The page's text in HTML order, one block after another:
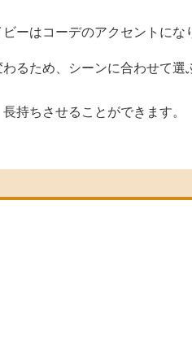
ーはコーデのアクセントにな
るため、シーンに合わせて選
持ちさせることができます。